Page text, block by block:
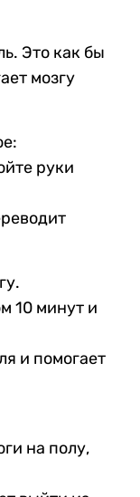
Это как бы
мозгу
руки
10 минут и
и помогает
на полу,